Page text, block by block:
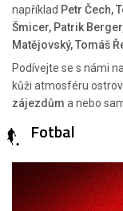
například Petr Čech,
Šmicer, Patrik
Matějovský, Tomáš
Podívejte se s námi
kůži atmosféru
zájezdům a nebo
Fotbal